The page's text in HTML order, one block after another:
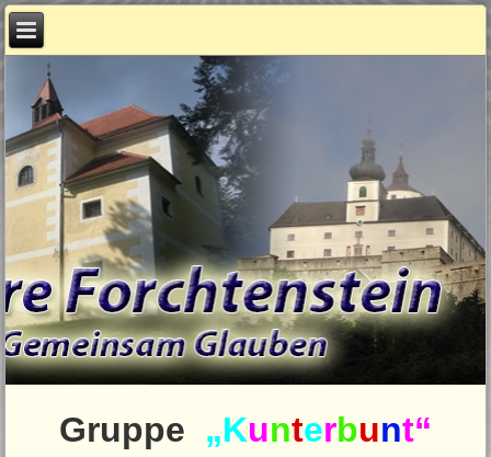
Gruppe „Kunterbunt“